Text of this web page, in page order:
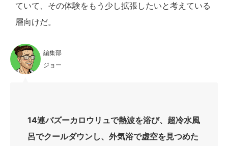
ていて、その体験をもう少し拡張したいと考えている
層向けだ。
編集部
ジョー
14連バズーカロウリュで熱波を浴び、超冷水風
呂でクールダウンし、外気浴で虚空を見つめた